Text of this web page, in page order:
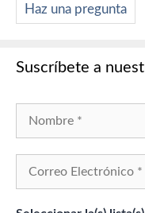
Haz una pregunta
Suscríbete a